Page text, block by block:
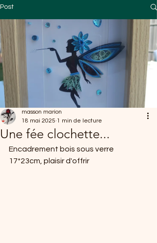
Post
Une fée clochette...
masson marion
18 mai 2025 1 min de lecture
Encadrement bois sous verre
17*23cm, plaisir d'offrir